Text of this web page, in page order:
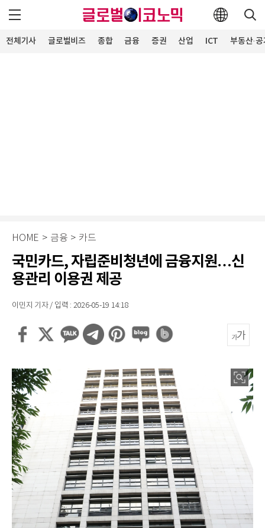
전체기사 글로벌비즈 종합 금융 증권 산업 ICT 부동산·
HOME > 금융 > 카드
국민카드, 자립준비청년에 금융지원…신
용관리 이용권 제공
이민지 기자 / 입력 : 2026-05-19 14:18